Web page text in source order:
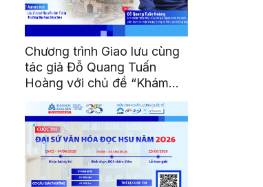
Chương trình Giao lưu cùng
tác giả Đỗ Quang Tuấn
Hoàng với chủ đề “Khám
phá Văn hóa bản địa Việt”